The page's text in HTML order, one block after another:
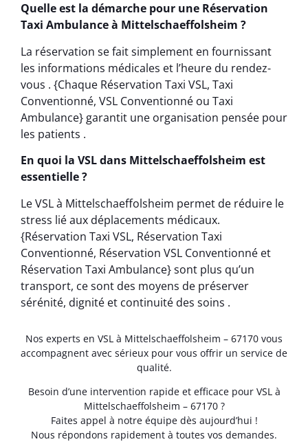
Quelle est la démarche pour une Réservation
Taxi Ambulance à Mittelschaeffolsheim ?
La réservation se fait simplement en fournissant
les informations médicales et l’heure du rendez-
vous . {Chaque Réservation Taxi VSL, Taxi
Conventionné, VSL Conventionné ou Taxi
Ambulance} garantit une organisation pensée pour
les patients .
En quoi la VSL dans Mittelschaeffolsheim est
essentielle ?
Le VSL à Mittelschaeffolsheim permet de réduire le
stress lié aux déplacements médicaux.
{Réservation Taxi VSL, Réservation Taxi
Conventionné, Réservation VSL Conventionné et
Réservation Taxi Ambulance} sont plus qu’un
transport, ce sont des moyens de préserver
sérénité, dignité et continuité des soins .
Nos experts en VSL à Mittelschaeffolsheim – 67170 vous
accompagnent avec sérieux pour vous offrir un service de
qualité.
Besoin d’une intervention rapide et efficace pour VSL à
Mittelschaeffolsheim – 67170 ?
Faites appel à notre équipe dès aujourd’hui !
Nous répondons rapidement à toutes vos demandes.